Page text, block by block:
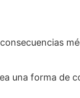
una forma de